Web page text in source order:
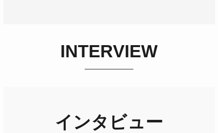
INTERVIEW
インタビュー